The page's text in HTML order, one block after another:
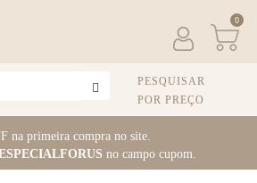
na primeira compra no site.
no campo cupom.
0
PESQUISAR
POR PREÇO